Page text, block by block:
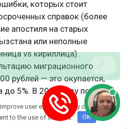
которых стоит
справок (более
апостиля на старых
или неполные
vs кириллица).
миграционного
рублей — это окупается,
до 5%. В 2026 году подать
ГУВМ или порталы
подтверждением в
user experience. By continuing to
to the use of cookies.
OK